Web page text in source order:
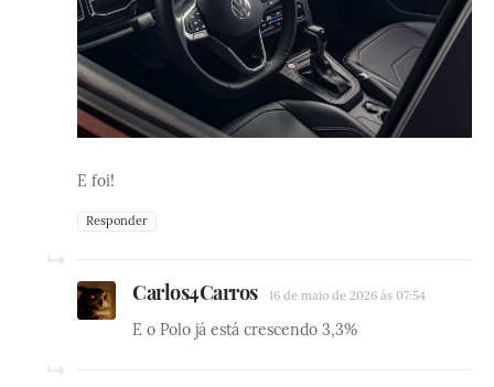
E foi!
Responder
Carlos4Carros 16 de maio de 2026 às 07:54
E o Polo já está crescendo 3,3%